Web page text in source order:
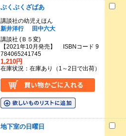
ぶくぶくざばあ
講談社の幼児えほん
新井洋行
田中六大
講談社 (Ｂ５変)
【2021年10月発売】 ISBNコード 9
784065241745
1,210円
在庫状況：在庫あり（1～2日で出荷）
地下室の日曜日